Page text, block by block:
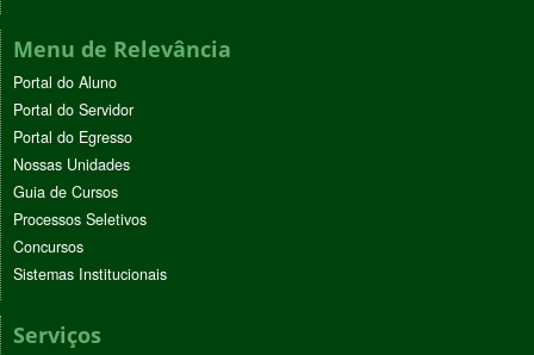
Menu de Relevância
Portal do Aluno
Portal do Servidor
Portal do Egresso
Nossas Unidades
Guia de Cursos
Processos Seletivos
Concursos
Sistemas Institucionais
Serviços